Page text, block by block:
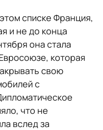
списке Франция,
и не до конца
она стала
которая
свою
с
что не
вслед за